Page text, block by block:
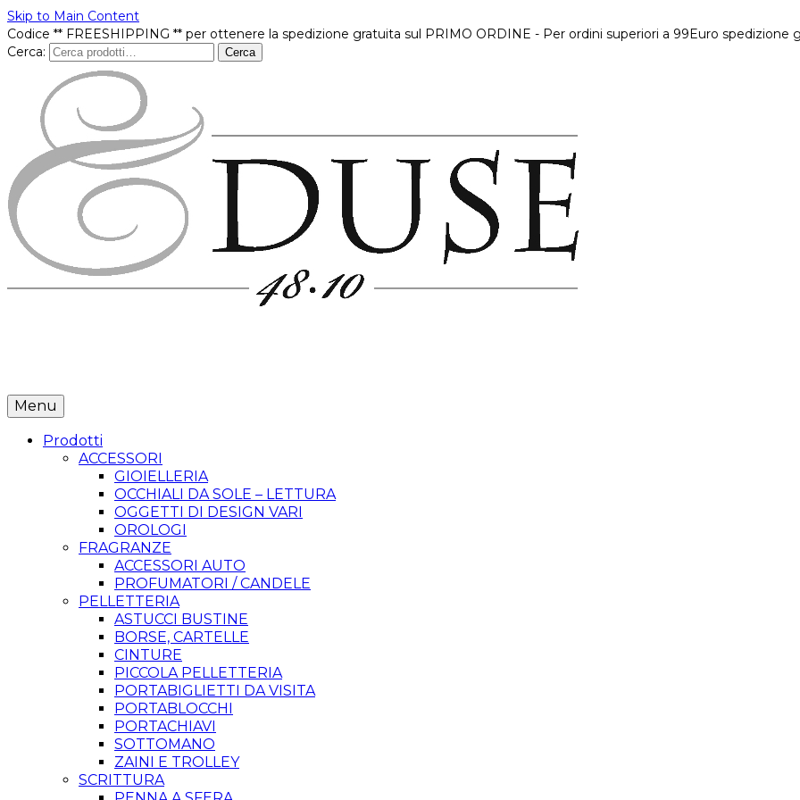
Skip to Main Content
Codice ** FREESHIPPING ** per ottenere la spedizione gratuita sul PRIMO ORDINE - Per ordini superiori a 99Euro spedizione
Cerca:
Cerca
Menu
Prodotti
ACCESSORI
GIOIELLERIA
OCCHIALI DA SOLE – LETTURA
OGGETTI DI DESIGN VARI
OROLOGI
FRAGRANZE
ACCESSORI AUTO
PROFUMATORI / CANDELE
PELLETTERIA
ASTUCCI BUSTINE
BORSE, CARTELLE
CINTURE
PICCOLA PELLETTERIA
PORTABIGLIETTI DA VISITA
PORTABLOCCHI
PORTACHIAVI
SOTTOMANO
ZAINI E TROLLEY
SCRITTURA